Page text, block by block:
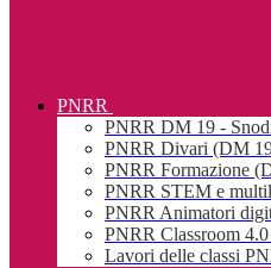
PNRR
PNRR DM 19 -
PNRR Divari (DM
PNRR Formazione
PNRR STEM e
PNRR Animatori
PNRR Classroom
Lavori delle classi